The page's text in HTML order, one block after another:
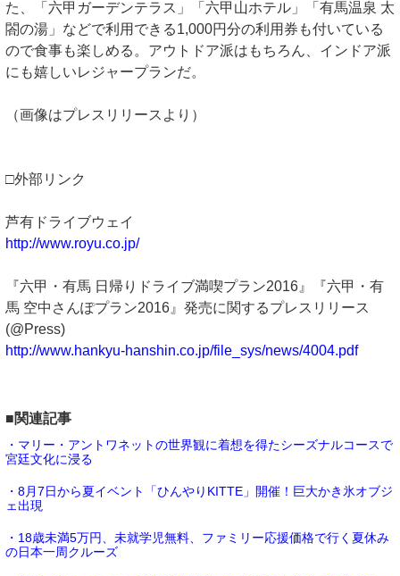
た、「六甲ガーデンテラス」「六甲山ホテル」「有馬温泉 太
閤の湯」などで利用できる1,000円分の利用券も付いている
ので食事も楽しめる。アウトドア派はもちろん、インドア派
にも嬉しいレジャープランだ。
（画像はプレスリリースより）
□外部リンク
芦有ドライブウェイ
http://www.royu.co.jp/
『六甲・有馬 日帰りドライブ満喫プラン2016』『六甲・有
馬 空中さんぽプラン2016』発売に関するプレスリリース
(@Press)
http://www.hankyu-hanshin.co.jp/file_sys/news/4004.pdf
■関連記事
・マリー・アントワネットの世界観に着想を得たシーズナルコースで
宮廷文化に浸る
・8月7日から夏イベント「ひんやりKITTE」開催！巨大かき氷オブジ
ェ出現
・18歳未満5万円、未就学児無料、ファミリー応援価格で行く夏休み
の日本一周クルーズ